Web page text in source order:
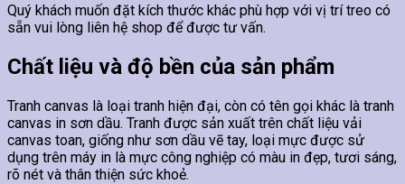
Quý khách muốn đặt kích thước khác phù hợp với vị trí treo có
sẵn vui lòng liên hệ shop để được tư vấn.
Chất liệu và độ bền của sản phẩm
Tranh canvas là loại tranh hiện đại, còn có tên gọi khác là tranh
canvas in sơn dầu. Tranh được sản xuất trên chất liệu vải
canvas toan, giống như sơn dầu vẽ tay, loại mực được sử
dụng trên máy in là mực công nghiệp có màu in đẹp, tươi sáng,
rõ nét và thân thiện sức khoẻ.